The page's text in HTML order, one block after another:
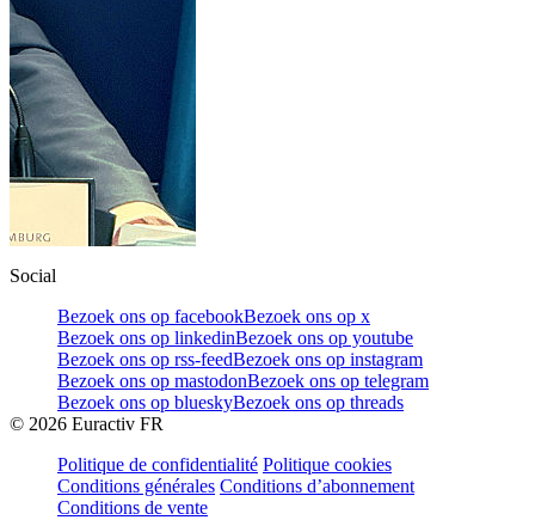
Social
Bezoek ons op facebookBezoek ons op x
Bezoek ons op linkedinBezoek ons op youtube
Bezoek ons op rss-feedBezoek ons op instagram
Bezoek ons op mastodonBezoek ons op telegram
Bezoek ons op blueskyBezoek ons op threads
© 2026 Euractiv FR
Politique de confidentialité Politique cookies
Conditions générales Conditions d’abonnement
Conditions de vente